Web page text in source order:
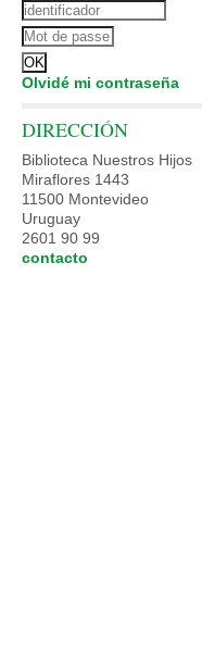
Olvidé mi contraseña
DIRECCIÓN
Biblioteca Nuestros Hijos
Miraflores 1443
11500 Montevideo
Uruguay
2601 90 99
contacto